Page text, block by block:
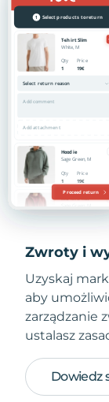
Zwroty i
Uzyskaj
aby
zarządzanie
ustalasz
Dowiedz